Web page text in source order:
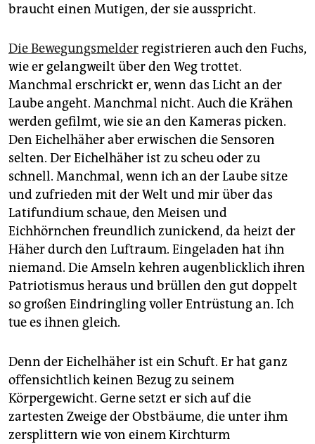
braucht einen Mutigen, der sie ausspricht.
Die Bewegungsmelderregistrieren auch den Fuchs,
wie er gelangweilt über den Weg trottet.
Manchmal erschrickt er, wenn das Licht an der
Laube angeht. Manchmal nicht. Auch die Krähen
werden gefilmt, wie sie an den Kameras picken.
Den Eichelhäher aber erwischen die Sensoren
selten. Der Eichelhäher ist zu scheu oder zu
schnell. Manchmal, wenn ich an der Laube sitze
und zufrieden mit der Welt und mir über das
Latifundium schaue, den Meisen und
Eichhörnchen freundlich zunickend, da heizt der
Häher durch den Luftraum. Eingeladen hat ihn
niemand. Die Amseln kehren augenblicklich ihren
Patriotismus he­raus und brüllen den gut doppelt
so großen Eindringling voller Entrüstung an. Ich
tue es ihnen gleich.
Denn der Eichelhäher ist ein Schuft. Er hat ganz
offensichtlich keinen Bezug zu seinem
Körpergewicht. Gerne setzt er sich auf die
zartesten Zweige der Obstbäume, die unter ihm
zersplittern wie von einem Kirchturm